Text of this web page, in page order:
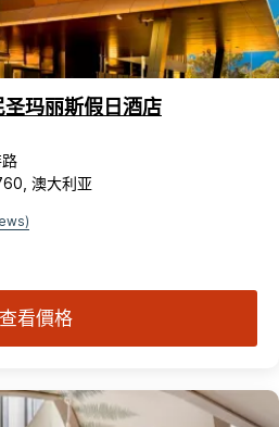
玛丽斯假日酒店
澳大利亚
查看價格